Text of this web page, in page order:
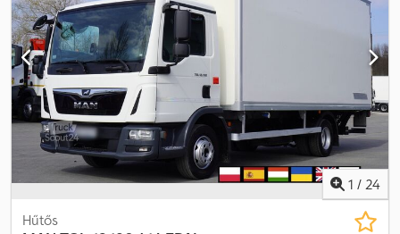
felszereltség = - Légrugózás - Részecskeszűrő - Alvófülke -
Szerszámosláda = Megjegyzések = Chjdpfx Aijyizums Aea 3 darab
készleten: MAN TGL 12.250 2020 11/2020 Teherautó fehér
WMAN14ZZ7MY418917 584.782 km MAN TGL 12.250 2020 11/2020
Teherautó fehér WMAN14ZZ6MY418987 599.208 km MAN TGL
12.250 2020 11/2020 Teherautó fehér WMAN14ZZ3MY418901
638.067 km = További információk = Első tengely: kormányozható
Motor lökettérfogat: 6.871 cm³ Üres tömeg: 6.400 kg Hasznos
teher: 5.590 kg Megengedett össztömeg: 11.990 kg Műszaki vizsga
érvényes: 11/2026-ig
1 / 24
Hűtős